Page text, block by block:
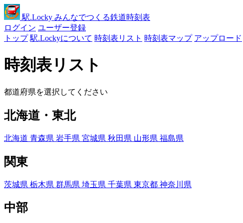
駅.Locky みんなでつくる鉄道時刻表
ログイン ユーザー登録
トップ 駅.Lockyについて 時刻表リスト 時刻表マップ アップロード
時刻表リスト
都道府県を選択してください
北海道・東北
北海道 青森県 岩手県 宮城県 秋田県 山形県 福島県
関東
茨城県 栃木県 群馬県 埼玉県 千葉県 東京都 神奈川県
中部